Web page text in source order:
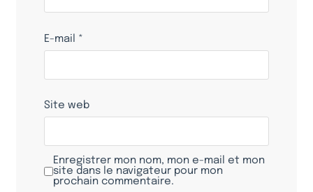
E-mail *
Site web
Enregistrer mon nom, mon e-mail et mon
site dans le navigateur pour mon
prochain commentaire.